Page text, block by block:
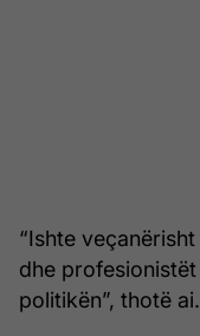
“Ishte
dhe
politikën”, thotë ai.